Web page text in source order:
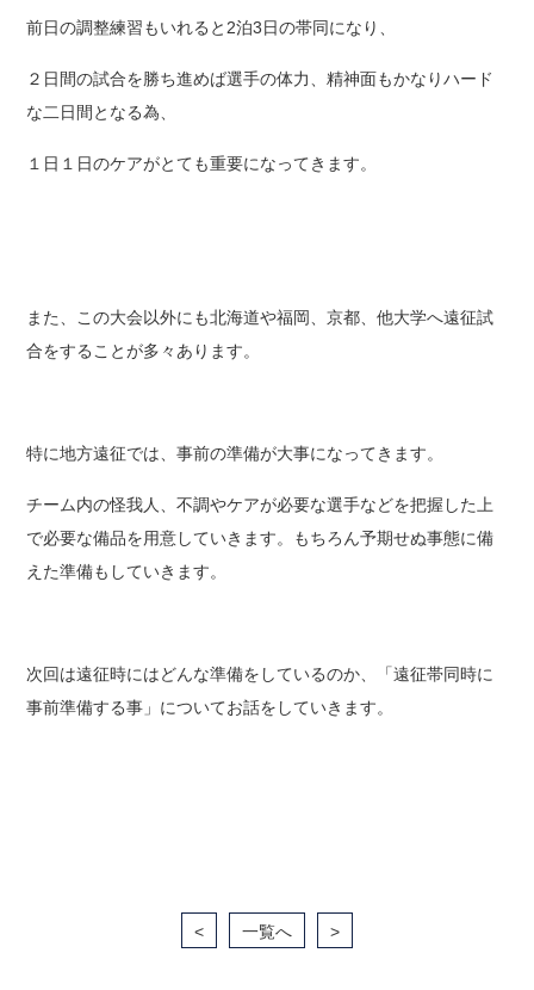
前日の調整練習もいれると2泊3日の帯同になり、
２日間の試合を勝ち進めば選手の体力、精神面もかなりハード
な二日間となる為、
１日１日のケアがとても重要になってきます。
また、この大会以外にも北海道や福岡、京都、他大学へ遠征試
合をすることが多々あります。
特に地方遠征では、事前の準備が大事になってきます。
チーム内の怪我人、不調やケアが必要な選手などを把握した上
で必要な備品を用意していきます。もちろん予期せぬ事態に備
えた準備もしていきます。
次回は遠征時にはどんな準備をしているのか、「遠征帯同時に
事前準備する事」についてお話をしていきます。
< 一覧へ >